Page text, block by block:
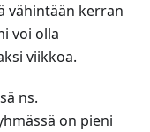
vähintään kerran
voi olla
viikkoa.
ns.
on pieni